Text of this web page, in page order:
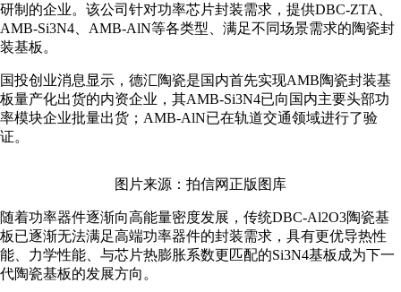
研制的企业。该公司针对功率芯片封装需求，提供DBC-ZTA、
AMB-Si3N4、AMB-AlN等各类型、满足不同场景需求的陶瓷封
装基板。
国投创业消息显示，德汇陶瓷是国内首先实现AMB陶瓷封装基
板量产化出货的内资企业，其AMB-Si3N4已向国内主要头部功
率模块企业批量出货；AMB-AlN已在轨道交通领域进行了验
证。
图片来源：拍信网正版图库
随着功率器件逐渐向高能量密度发展，传统DBC-Al2O3陶瓷基
板已逐渐无法满足高端功率器件的封装需求，具有更优导热性
能、力学性能、与芯片热膨胀系数更匹配的Si3N4基板成为下一
代陶瓷基板的发展方向。